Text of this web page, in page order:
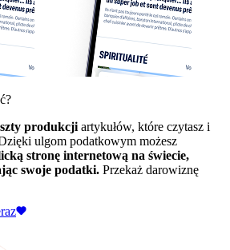
produkcji artykułów, które czytasz i
ulgom podatkowym możesz
stronę internetową na świecie,
swoje podatki. Przekaż darowiznę